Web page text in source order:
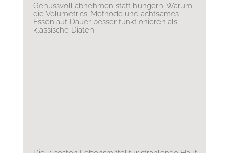
Genussvoll abnehmen statt hungern: Warum
die Volumetrics-Methode und achtsames
Essen auf Dauer besser funktionieren als
klassische Diäten